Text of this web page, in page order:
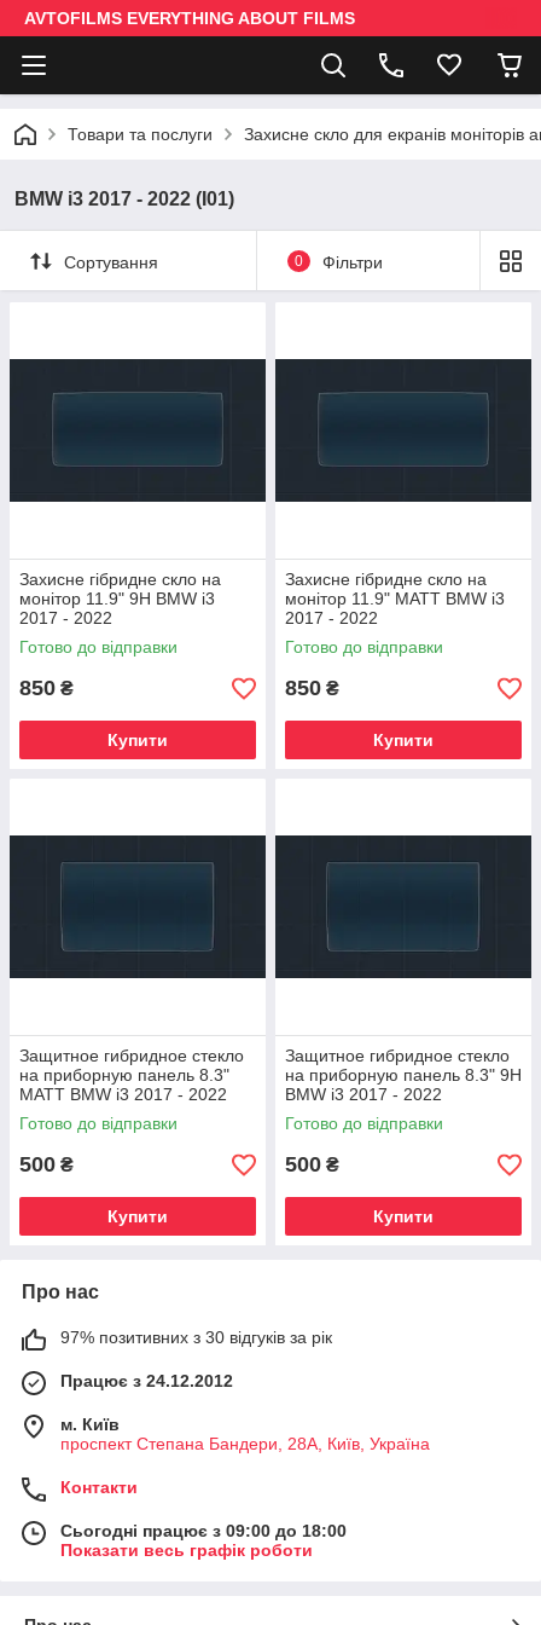
AVTOFILMS EVERYTHING ABOUT FILMS
Товари та послуги Захисне скло для екранів моніторів
BMW i3 2017 - 2022 (I01)
Сортування 0 Фільтри
Захисне гібридне скло на
монітор 11.9" 9H BMW i3
2017 - 2022
Готово до відправки
850 ₴
Купити
Захисне гібридне скло на
монітор 11.9" MATT BMW i3
2017 - 2022
Готово до відправки
850 ₴
Купити
Защитное гибридное стекло
на приборную панель 8.3"
MATT BMW i3 2017 - 2022
Готово до відправки
500 ₴
Купити
Защитное гибридное стекло
на приборную панель 8.3" 9H
BMW i3 2017 - 2022
Готово до відправки
500 ₴
Купити
Про нас
97% позитивних з 30 відгуків за рік
Працює з 24.12.2012
м. Київ
проспект Степана Бандери, 28А, Київ, Україна
Контакти
Сьогодні працює з 09:00 до 18:00
Показати весь графік роботи